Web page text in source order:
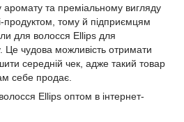
та преміальному вигляду
продуктом, тому й підприємцям
для волосся Ellips для
чудова можливість отримати
середній чек, адже такий товар
себе продає.